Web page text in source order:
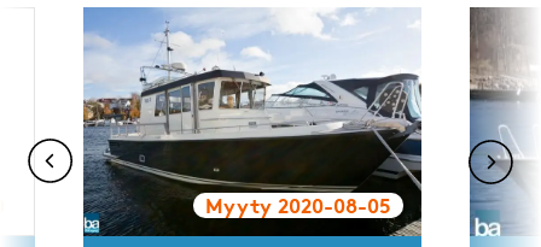
Myyty 2020-08-05